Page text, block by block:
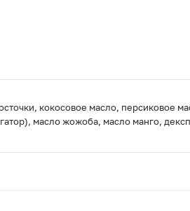
кокосовое масло, персиковое
масло жожоба, масло манго,